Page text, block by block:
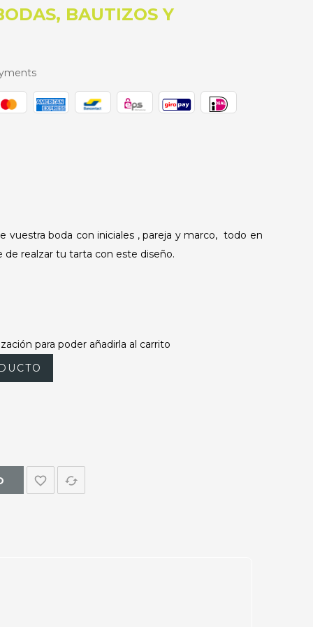
BAUTIZOS Y
vuestra boda con iniciales , pareja y marco, todo en
de realzar tu tarta con este diseño.
para poder añadirla al carrito
favorite_border cached